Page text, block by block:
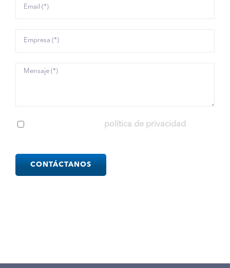
política de privacidad
leave